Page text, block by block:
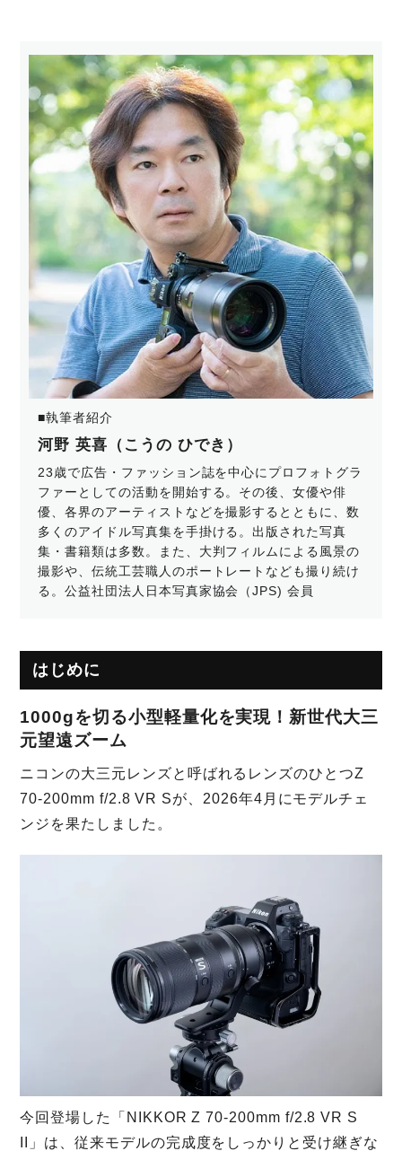
■執筆者紹介
河野 英喜（こうの ひでき）
23歳で広告・ファッション誌を中心にプロフォトグラ
ファーとしての活動を開始する。その後、女優や俳
優、各界のアーティストなどを撮影するとともに、数
多くのアイドル写真集を手掛ける。出版された写真
集・書籍類は多数。また、大判フィルムによる風景の
撮影や、伝統工芸職人のポートレートなども撮り続け
る。公益社団法人日本写真家協会（JPS) 会員
はじめに
1000gを切る小型軽量化を実現！新世代大三
元望遠ズーム
ニコンの大三元レンズと呼ばれるレンズのひとつZ
70-200mm f/2.8 VR Sが、2026年4月にモデルチェ
ンジを果たしました。
今回登場した「NIKKOR Z 70-200mm f/2.8 VR S
II」は、従来モデルの完成度をしっかりと受け継ぎな